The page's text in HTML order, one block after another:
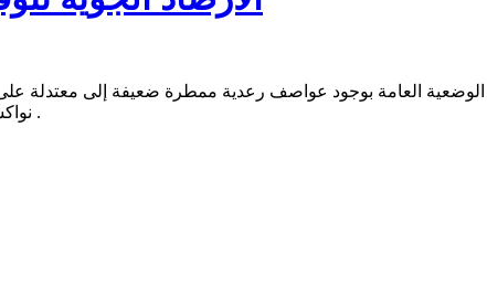
الوضعية العامة بوجود عواصف رعدية ممطرة ضعيفة إلى معتدلة
نواكشوط و لبراكنة و غورغول كيديماغه و جنوب الحوضين و لعصابة .